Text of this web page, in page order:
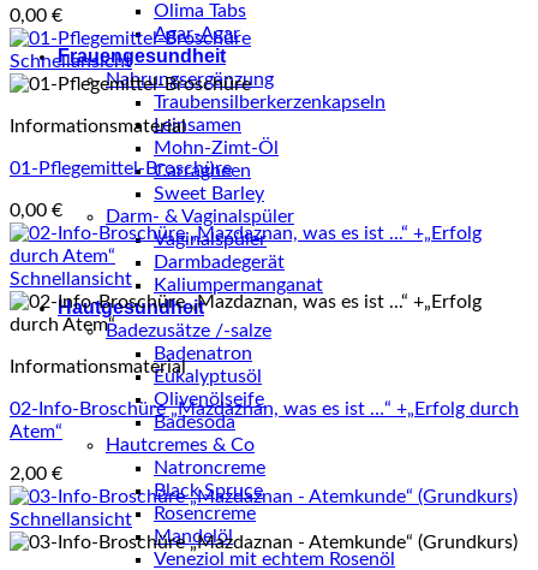
Olima Tabs
Agar-Agar
Frauengesundheit
Nahrungsergänzung
Traubensilberkerzenkapseln
Leinsamen
Mohn-Zimt-Öl
Carragheen
Sweet Barley
Darm- & Vaginalspüler
Vaginalspüler
Darmbadegerät
Kaliumpermanganat
Hautgesundheit
Badezusätze /-salze
Badenatron
Eukalyptusöl
Olivenölseife
Badesoda
Hautcremes & Co
Natroncreme
Black Spruce
Rosencreme
Mandelöl
Veneziol mit echtem Rosenöl
0,00 €
Schnellansicht
Informationsmaterial
01-Pflegemittel-Broschüre
0,00 €
Schnellansicht
Informationsmaterial
02-Info-Broschüre „Mazdaznan, was es ist …“ +„Erfolg durch
Atem“
2,00 €
Schnellansicht